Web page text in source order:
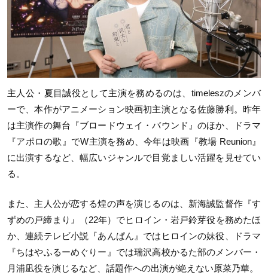
主人公・夏目誠役として主演を務めるのは、timeleszのメンバ
ーで、本作がアニメーション映画初主演となる佐藤勝利。昨年
は主演作の舞台『ブロードウェイ・バウンド』のほか、ドラマ
『アポロの歌』でW主演を務め、今年は映画『教場 Reunion』
に出演するなど、幅広いジャンルで目覚ましい活躍を見せてい
る。
また、主人公が恋する煌の声を演じるのは、新海誠監督作『す
ずめの戸締まり』（22年）でヒロイン・岩戸鈴芽役を務めたほ
か、連続テレビ小説『あんぱん』ではヒロインの妹役、ドラマ
『ちはやふるーめぐりー』では瑞沢高校かるた部のメンバー・
月浦凪役を演じるなど、話題作への出演が絶えない原菜乃華。